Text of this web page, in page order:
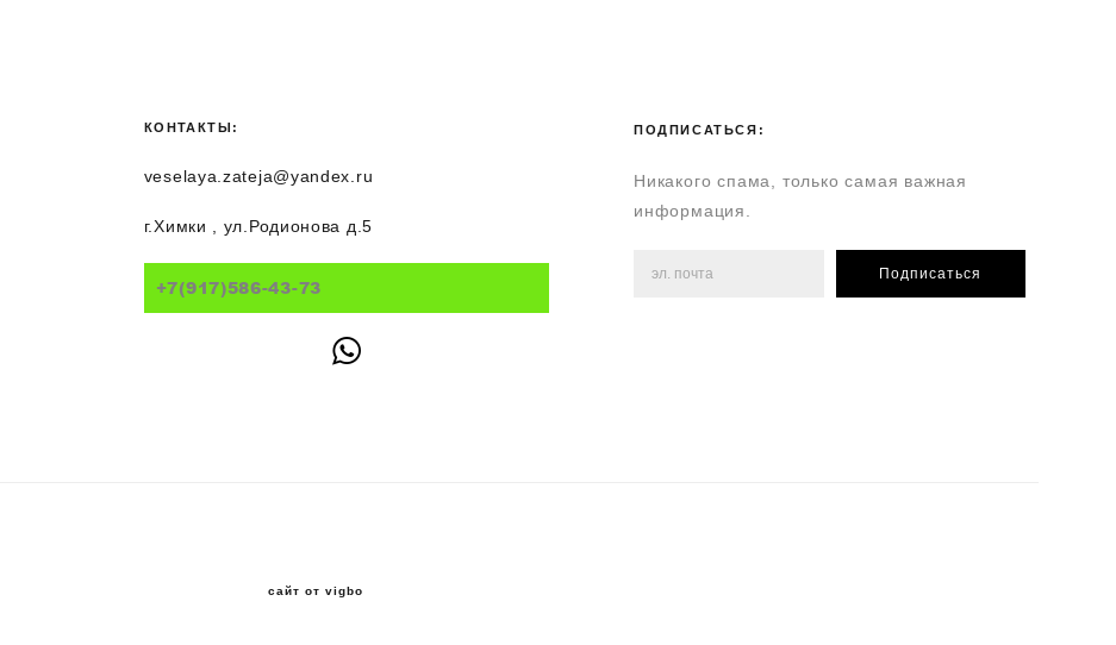
КОНТАКТЫ:
veselaya.zateja@yandex.ru
г.Химки , ул.Родионова д.5
+7(917)586-43-73
ПОДПИСАТЬСЯ:
Никакого спама, только самая важная
информация.
Подписаться
сайт от vigbo